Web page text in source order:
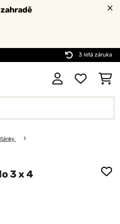
3 letá záruka
3 x 4